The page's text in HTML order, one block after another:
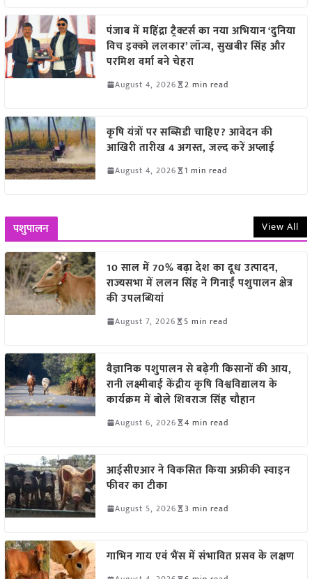
पंजाब में महिंद्रा ट्रैक्टर्स का नया अभियान ‘दुनिया
विच इक्को ललकार’ लॉन्च, सुखबीर सिंह और
परमिश वर्मा बने चेहरा
August 4, 2026 2 min read
कृषि यंत्रों पर सब्सिडी चाहिए? आवेदन की
आखिरी तारीख 4 अगस्त, जल्द करें अप्लाई
August 4, 2026 1 min read
पशुपालन View All
10 साल में 70% बढ़ा देश का दूध उत्पादन,
राज्यसभा में ललन सिंह ने गिनाईं पशुपालन क्षेत्र
की उपलब्धियां
August 7, 2026 5 min read
वैज्ञानिक पशुपालन से बढ़ेगी किसानों की आय,
रानी लक्ष्मीबाई केंद्रीय कृषि विश्वविद्यालय के
कार्यक्रम में बोले शिवराज सिंह चौहान
August 6, 2026 4 min read
आईसीएआर ने विकसित किया अफ्रीकी स्वाइन
फीवर का टीका
August 5, 2026 3 min read
गाभिन गाय एवं भैंस में संभावित प्रसव के लक्षण